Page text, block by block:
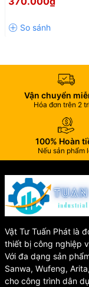
🔹Thiết kế:Thân liền
🔹Bát sen:300 x 200
🔹Kích thước tổng
🌟 Vì
INAX
✔️ Thiết kế đẹp,
✔️ Dễ dàng vệ sinh,
✔️ Trải nghiệm tắm
✔️ Thương hiệu INAX
🛒 Mua
60S
Hiệu Quả, Bền Đẹp
Vận chuyển
Hóa đơn trên 2
100% Hoàn
Nếu sản phẩm
Vật Tư Tuấn Phát là
thiết bị công nghiệp
Với đa dạng sản
Sanwa, Wufeng,
cho công trình dân